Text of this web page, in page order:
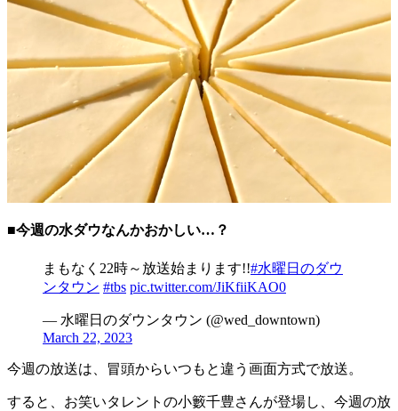
■今週の水ダウなんかおかしい…？
まもなく22時～放送始まります!!#水曜日のダウ
ンタウン #tbs pic.twitter.com/JiKfiiKAO0
— 水曜日のダウンタウン (@wed_downtown)
March 22, 2023
今週の放送は、冒頭からいつもと違う画面方式で放送。
すると、お笑いタレントの小籔千豊さんが登場し、今週の放